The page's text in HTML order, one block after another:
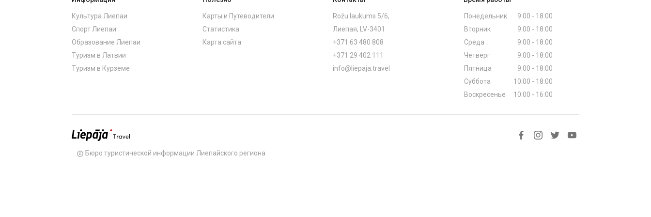
Культура Лиепаи
Спорт Лиепаи
Образование Лиепаи
Туризм в Латвии
Туризм в Курземе
Карты и Путеводители
Статистика
Карта сайта
Rožu laukums 5/6,
Лиепая, LV-3401
+371 63 480 808
+371 29 402 111
info@liepaja.travel
Понедельник
9:00 - 18:00
Вторник
9:00 - 18:00
Среда
9:00 - 18:00
Четверг
9:00 - 18:00
Пятница
9:00 - 18:00
Суббота
10:00 - 18:00
Воскресенье
10:00 - 16:00
copyright Бюро туристической информации Лиепайского региона